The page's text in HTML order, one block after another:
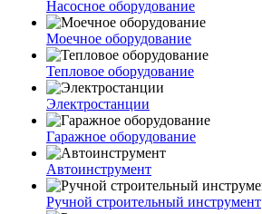
Насосное оборудование
Моечное оборудование
Тепловое оборудование
Электростанции
Гаражное оборудование
Автоинструмент
Ручной строительный инструмент